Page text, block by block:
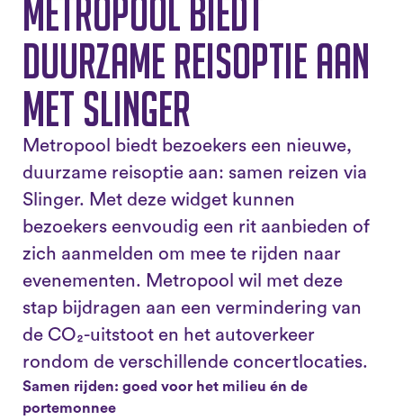
Metropool biedt
duurzame reisoptie aan
met Slinger
Metropool biedt bezoekers een nieuwe,
duurzame reisoptie aan: samen reizen via
Slinger. Met deze widget kunnen
bezoekers eenvoudig een rit aanbieden of
zich aanmelden om mee te rijden naar
evenementen. Metropool wil met deze
stap bijdragen aan een vermindering van
de CO₂-uitstoot en het autoverkeer
rondom de verschillende concertlocaties.
Samen rijden: goed voor het milieu én de
portemonnee